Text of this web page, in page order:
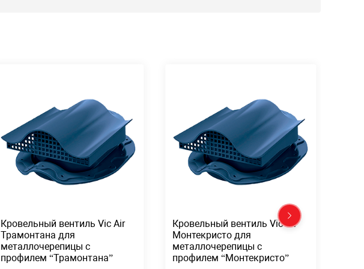
Кровельный вентиль Vic Air
Трамонтана для
металлочерепицы с
профилем “Трамонтана”
Кровельный вентиль Vic Air
Монтекристо для
металлочерепицы с
профилем “Монтекристо”